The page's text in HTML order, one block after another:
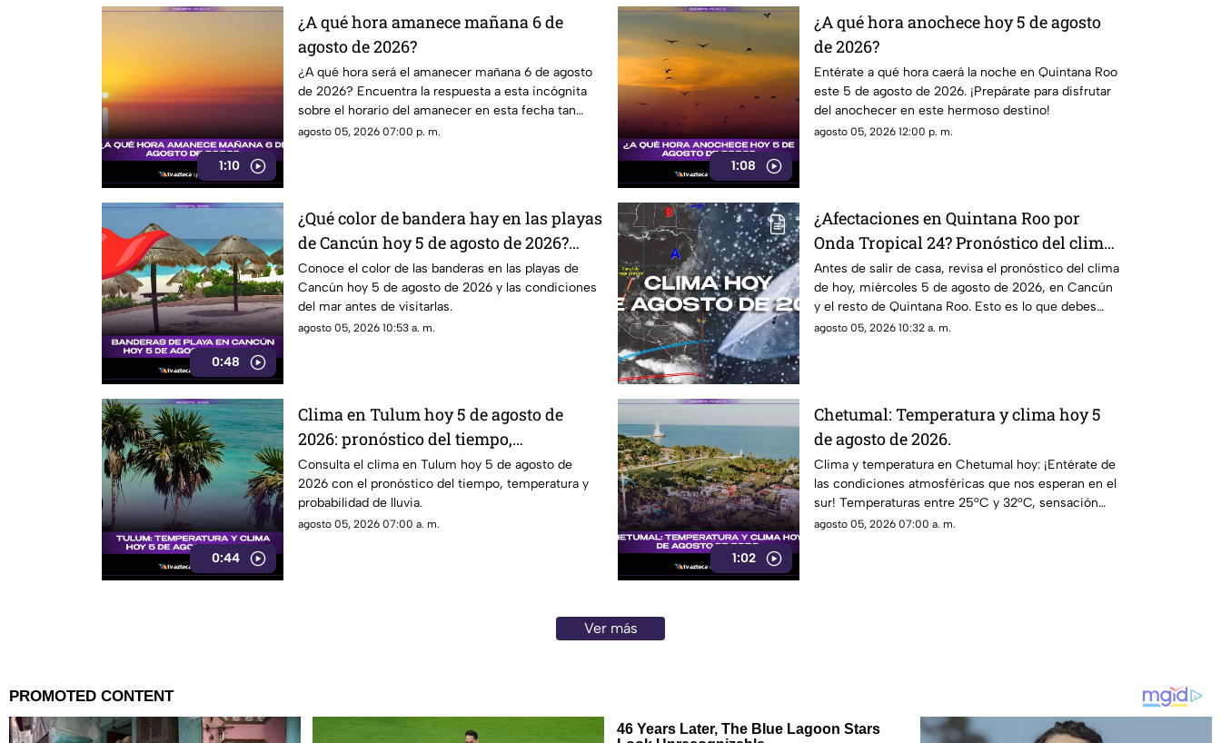
1:10
¿A qué hora amanece mañana 6 de
agosto de 2026?
¿A qué hora será el amanecer mañana 6 de agosto
de 2026? Encuentra la respuesta a esta incógnita
sobre el horario del amanecer en esta fecha tan
especial.
agosto 05, 2026 07:00 p. m.
1:08
¿A qué hora anochece hoy 5 de agosto
de 2026?
Entérate a qué hora caerá la noche en Quintana Roo
este 5 de agosto de 2026. ¡Prepárate para disfrutar
del anochecer en este hermoso destino!
agosto 05, 2026 12:00 p. m.
0:48
¿Qué color de bandera hay en las playas
de Cancún hoy 5 de agosto de 2026?
Consulta el reporte
Conoce el color de las banderas en las playas de
Cancún hoy 5 de agosto de 2026 y las condiciones
del mar antes de visitarlas.
agosto 05, 2026 10:53 a. m.
¿Afectaciones en Quintana Roo por
Onda Tropical 24? Pronóstico del clima
HOY, miércoles 5 de agosto de 2026, en
Cancún y el resto del estado
Antes de salir de casa, revisa el pronóstico del clima
de hoy, miércoles 5 de agosto de 2026, en Cancún
y el resto de Quintana Roo. Esto es lo que debes
saber.
agosto 05, 2026 10:32 a. m.
0:44
Clima en Tulum hoy 5 de agosto de
2026: pronóstico del tiempo,
temperatura y posibilidad de lluvia
Consulta el clima en Tulum hoy 5 de agosto de
2026 con el pronóstico del tiempo, temperatura y
probabilidad de lluvia.
agosto 05, 2026 07:00 a. m.
1:02
Chetumal: Temperatura y clima hoy 5
de agosto de 2026.
Clima y temperatura en Chetumal hoy: ¡Entérate de
las condiciones atmosféricas que nos esperan en el
sur! Temperaturas entre 25°C y 32°C, sensación
térmica de 37°C y probabilidad de lluvias. ¡No te lo
agosto 05, 2026 07:00 a. m.
Ver más